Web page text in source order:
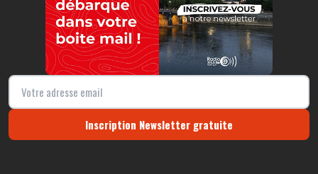
Inscription Newsletter gratuite